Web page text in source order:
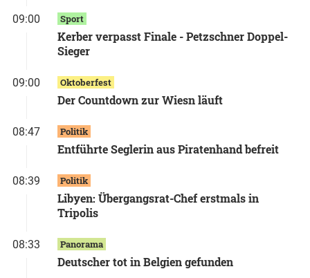
09:00 Sport
Kerber verpasst Finale - Petzschner Doppel-
Sieger
09:00 Oktoberfest
Der Countdown zur Wiesn läuft
08:47 Politik
Entführte Seglerin aus Piratenhand befreit
08:39 Politik
Libyen: Übergangsrat-Chef erstmals in
Tripolis
08:33 Panorama
Deutscher tot in Belgien gefunden